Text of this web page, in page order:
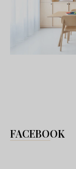
FACEBOOK